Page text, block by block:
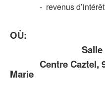
- revenus
OÙ:
Salle Paul-
Centre Caztel,
Marie